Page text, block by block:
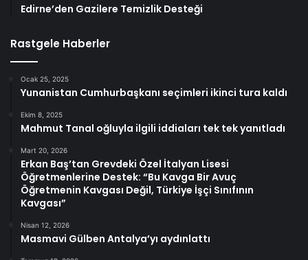
Edirne’den Gazilere Temizlik Desteği
Rastgele Haberler
Ocak 25, 2025
Yunanistan Cumhurbaşkanı seçimleri ikinci tura kaldı
Ekim 8, 2025
Mahmut Tanal oğluyla ilgili iddiaları tek tek yanıtladı
Mart 20, 2026
Erkan Baş’tan Grevdeki Özel İtalyan Lisesi
Öğretmenlerine Destek: “Bu Kavga Bir Avuç
Öğretmenin Kavgası Değil, Türkiye İşçi Sınıfının
Kavgası”
Nisan 12, 2026
Masmavi Gülben Antalya’yı aydınlattı